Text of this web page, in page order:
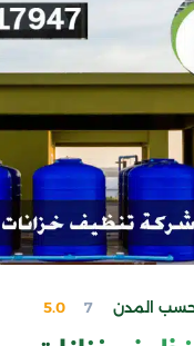
حسب المدن 7
5.0